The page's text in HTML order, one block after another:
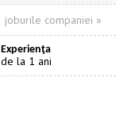
joburile companiei »
Experienţa
de la 1 ani